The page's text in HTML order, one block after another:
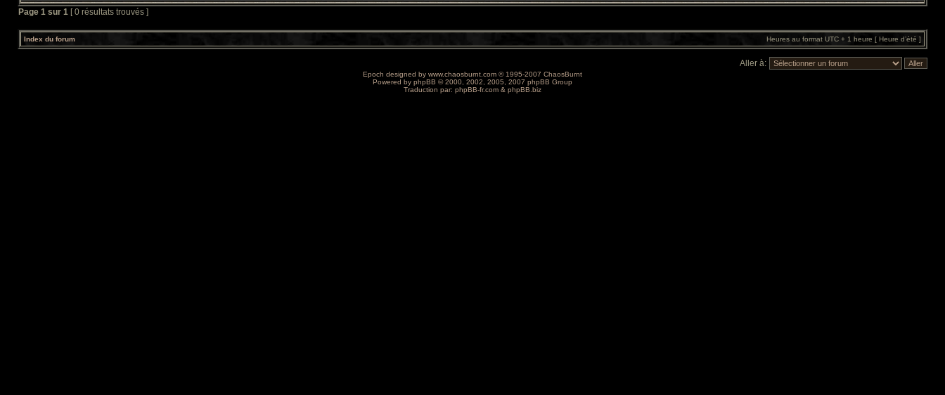
Page 1 sur 1 [ 0 résultats trouvés ]
Index du forum Heures au format UTC + 1 heure [ Heure d’été ]
Aller à:
Epoch designed by www.chaosburnt.com © 1995-2007 ChaosBurnt
Powered by phpBB © 2000, 2002, 2005, 2007 phpBB Group
Traduction par: phpBB-fr.com & phpBB.biz